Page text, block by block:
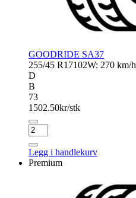
GOODRIDE SA37
255/45 R17102W: 270 km/h
D
B
73
1502.50kr/stk
GOODRIDE
SA37
antall
Legg i handlekurv
Premium